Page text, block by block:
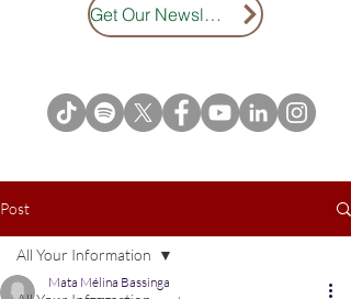
Get Our Newsletter
Post
All Your Information
Mata Mélina Bassinga